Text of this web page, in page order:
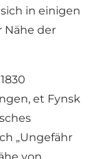
in einigen
Nähe der
et Fynsk
„Ungefähr